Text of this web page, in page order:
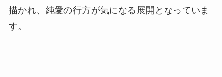
描かれ、純愛の行方が気になる展開となっていま
す。